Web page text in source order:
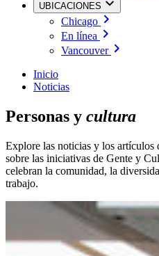
UBICACIONES
Chicago
En línea
Vancouver
Inicio
Noticias
Personas y cultura
Explore las noticias y los artículos
sobre las iniciativas de Gente y
celebran la comunidad, la
trabajo.